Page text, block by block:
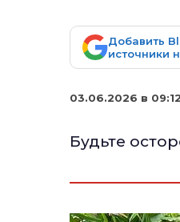
Добавить
источники
03.06.2026 в 09:12
Будьте